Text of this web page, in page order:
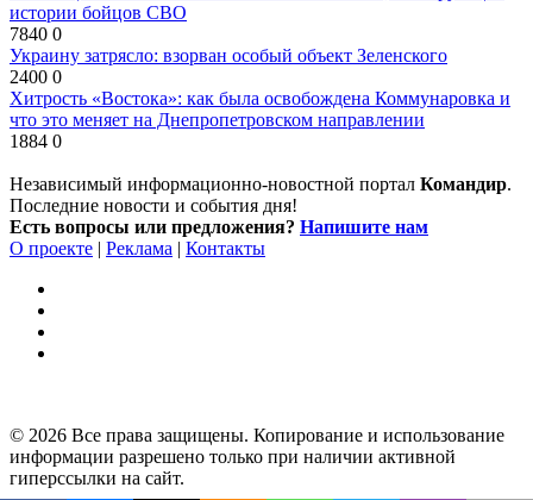
истории бойцов СВО
7840 0
Украину затрясло: взорван особый объект Зеленского
2400 0
Хитрость «Востока»: как была освобождена Коммунаровка и
что это меняет на Днепропетровском направлении
1884 0
Независимый информационно-новостной портал Командир.
Последние новости и события дня!
Есть вопросы или предложения? Напишите нам
О проекте | Реклама | Контакты
© 2026 Все права защищены. Копирование и использование
информации разрешено только при наличии активной
гиперссылки на сайт.